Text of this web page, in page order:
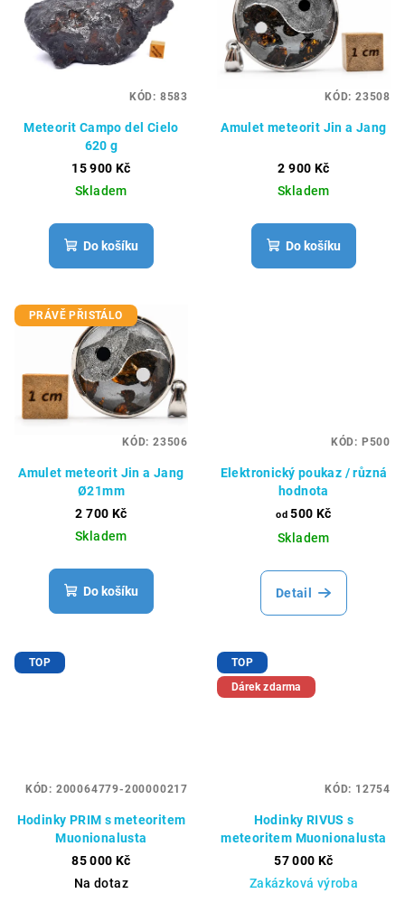
Meteorit Campo del Cielo
620 g
15 900 Kč
Skladem
Do košíku
KÓD: 8583
Amulet meteorit Jin a Jang
2 900 Kč
Skladem
Do košíku
KÓD: 23508
PRÁVĚ PŘISTÁLO
Amulet meteorit Jin a Jang
Ø21mm
2 700 Kč
Skladem
Do košíku
KÓD: 23506
Elektronický poukaz / různá
hodnota
od 500 Kč
Skladem
Detail
KÓD: P500
TOP
Hodinky PRIM s meteoritem
Muonionalusta
85 000 Kč
Na dotaz
KÓD: 200064779-200000217
TOP
Dárek zdarma
Hodinky RIVUS s
meteoritem Muonionalusta
57 000 Kč
Zakázková výroba
KÓD: 12754